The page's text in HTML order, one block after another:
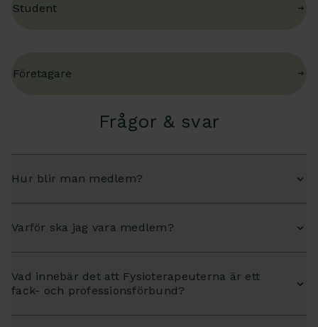
Student
Företagare
Frågor & svar
Hur blir man medlem?
Varför ska jag vara medlem?
Vad innebär det att Fysioterapeuterna är ett
fack- och professionsförbund?